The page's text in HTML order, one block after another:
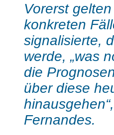
Vorerst
konkreten
signalisierte,
werde, „was
die
über diese
Fernandes.